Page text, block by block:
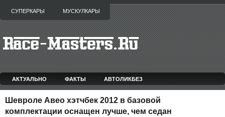
СУПЕРКАРЫ МУСКУЛКАРЫ
АКТУАЛЬНО ФАКТЫ АВТОЛИКБЕЗ
Шевроле Авео хэтчбек 2012 в базовой
комплектации оснащен лучше, чем седан